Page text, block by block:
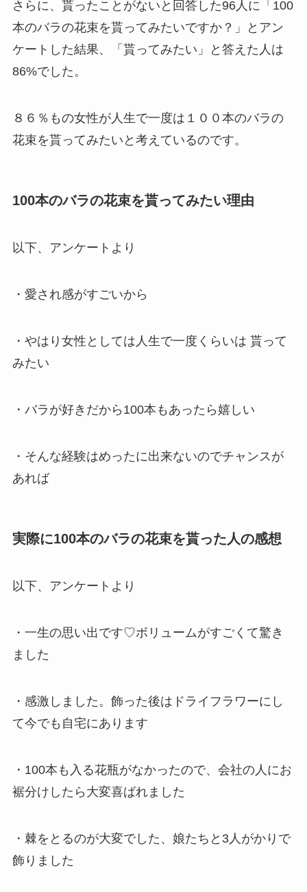
さらに、貰ったことがないと回答した96人に「100
本のバラの花束を貰ってみたいですか？」とアン
ケートした結果、「貰ってみたい」と答えた人は
86%でした。
８６％もの女性が人生で一度は１００本のバラの
花束を貰ってみたいと考えているのです。
100本のバラの花束を貰ってみたい理由
以下、アンケートより
・愛され感がすごいから
・やはり女性としては人生で一度くらいは 貰って
みたい
・バラが好きだから100本もあったら嬉しい
・そんな経験はめったに出来ないのでチャンスが
あれば
実際に100本のバラの花束を貰った人の感想
以下、アンケートより
・一生の思い出です♡ボリュームがすごくて驚き
ました
・感激しました。飾った後はドライフラワーにし
て今でも自宅にあります
・100本も入る花瓶がなかったので、会社の人にお
裾分けしたら大変喜ばれました
・棘をとるのが大変でした、娘たちと3人がかりで
飾りました